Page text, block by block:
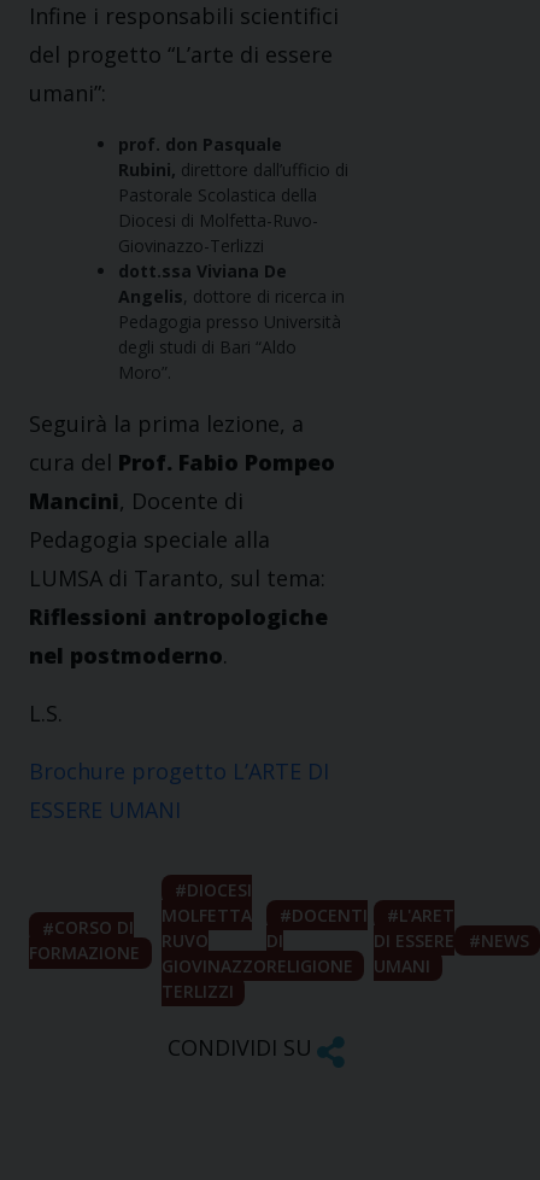
Infine i responsabili scientifici
del progetto “L’arte di essere
umani”:
prof. don Pasquale
Rubini, direttore dall’ufficio di
Pastorale Scolastica della
Diocesi di Molfetta-Ruvo-
Giovinazzo-Terlizzi
dott.ssa Viviana De
Angelis, dottore di ricerca in
Pedagogia presso Università
degli studi di Bari “Aldo
Moro”.
Seguirà la prima lezione, a
cura del Prof. Fabio Pompeo
Mancini, Docente di
Pedagogia speciale alla
LUMSA di Taranto, sul tema:
Riflessioni antropologiche
nel postmoderno.
L.S.
Brochure progetto L’ARTE DI
ESSERE UMANI
CORSO DI
FORMAZIONE
DIOCESI
MOLFETTA
RUVO
GIOVINAZZO
TERLIZZI
DOCENTI
DI
RELIGIONE
L'ARET
DI ESSERE
UMANI
NEWS
CONDIVIDI SU